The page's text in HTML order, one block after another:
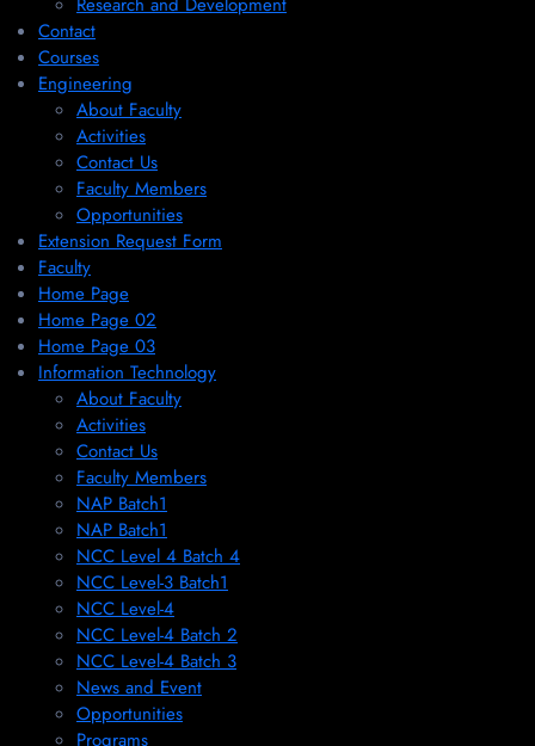
Research and Development
Contact
Courses
Engineering
About Faculty
Activities
Contact Us
Faculty Members
Opportunities
Extension Request Form
Faculty
Home Page
Home Page 02
Home Page 03
Information Technology
About Faculty
Activities
Contact Us
Faculty Members
NAP Batch1
NAP Batch1
NCC Level 4 Batch 4
NCC Level-3 Batch1
NCC Level-4
NCC Level-4 Batch 2
NCC Level-4 Batch 3
News and Event
Opportunities
Programs